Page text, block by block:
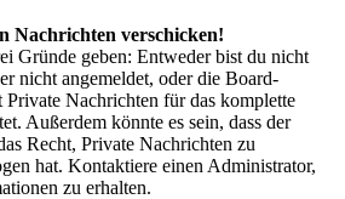
Nachrichten verschicken!
Gründe geben: Entweder bist du nicht
nicht angemeldet, oder die Board-
Nachrichten für das komplette
Außerdem könnte es sein, dass der
Recht, Private Nachrichten zu
hat. Kontaktiere einen Administrator,
zu erhalten.